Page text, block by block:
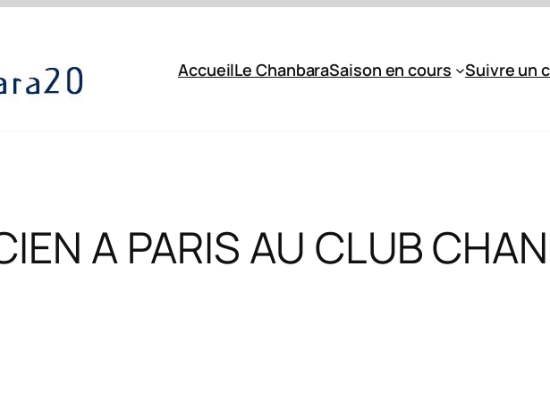
AccueilLe ChanbaraSaison en cours Suivre un
A PARIS AU CLUB